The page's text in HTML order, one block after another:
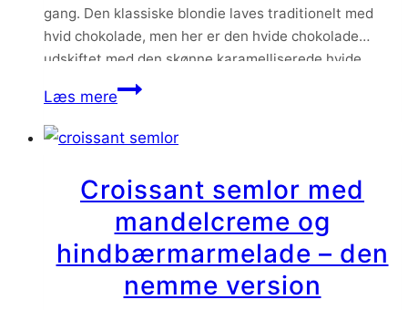
gang. Den klassiske blondie laves traditionelt med
hvid chokolade, men her er den hvide chokolade
udskiftet med den skønne karamelliserede hvide
chokolade Amber fra Summerbird. Det giver den mest
fantastiske karamelliserede smag til den klassiske
blondie –…
Læs mereKaramel
med
og
pistacie
Croissant semlor med
mandelcreme og
hindbærmarmelade – den
nemme version